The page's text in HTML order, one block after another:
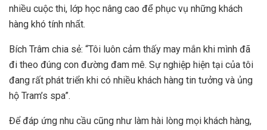
nhiều cuộc thi, lớp học nâng cao để phục vụ những khách
hàng khó tính nhất.
Bích Trâm chia sẻ: “Tôi luôn cảm thấy may mắn khi mình đã
đi theo đúng con đường đam mê. Sự nghiệp hiện tại của tôi
đang rất phát triển khi có nhiều khách hàng tin tưởng và ủng
hộ Tram’s spa”.
Để đáp ứng nhu cầu cũng như làm hài lòng mọi khách hàng,